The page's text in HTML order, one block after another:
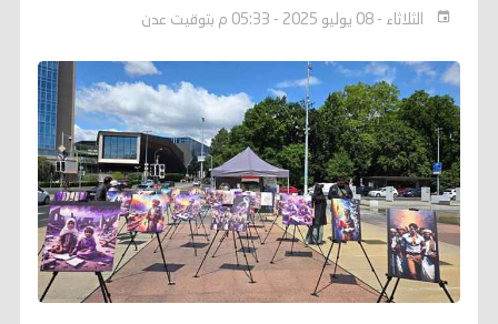
الثلاثاء - 08 يوليو 2025 - 05:33 م بتوقيت عدن